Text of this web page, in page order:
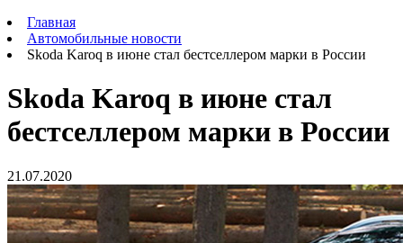
Главная
Автомобильные новости
Skoda Karoq в июне стал бестселлером марки в России
Skoda Karoq в июне стал
бестселлером марки в России
21.07.2020